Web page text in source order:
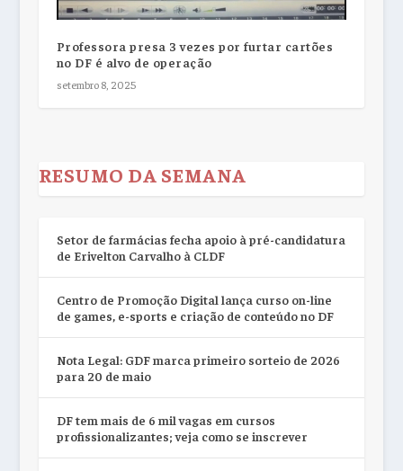
Professora presa 3 vezes por furtar cartões
no DF é alvo de operação
setembro 8, 2025
RESUMO DA SEMANA
Setor de farmácias fecha apoio à pré-candidatura
de Erivelton Carvalho à CLDF
Centro de Promoção Digital lança curso on-line
de games, e-sports e criação de conteúdo no DF
Nota Legal: GDF marca primeiro sorteio de 2026
para 20 de maio
DF tem mais de 6 mil vagas em cursos
profissionalizantes; veja como se inscrever